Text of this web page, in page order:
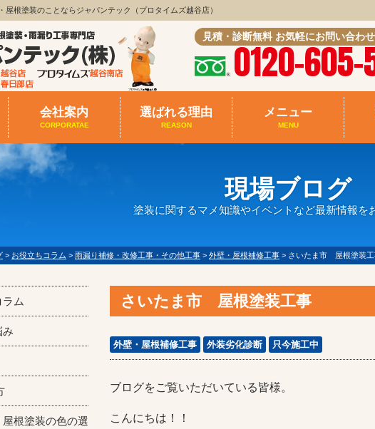
屋根塗装のことならジャパンテック（プロタイムズ越谷店）
見積・診断無料 お気軽にお問い合わ
0120-
会社案内
CORPORATAE
選ばれる理由
REASON
メニュー
MENU
現場ブログ
塗装に関するマメ知識やイベントなど最新情報を
> お役立ちコラム > 雨漏り補修・改修工事・その他工事 > 外壁・屋根補修工事 > さいたま市 屋根塗装
さいたま市 屋根塗装工事
外壁・屋根補修工事 外装劣化診断 只今施工中
ブログをご覧いただいている皆様。
こんにちは！！
ム
み
根塗装の色の選